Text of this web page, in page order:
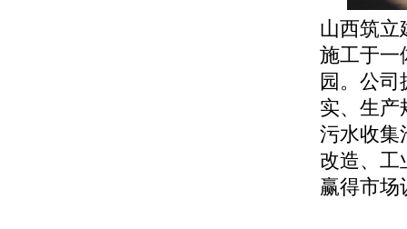
山西筑立
施工于一
园。公
实、生产
污水收集
改造、工
赢得市场